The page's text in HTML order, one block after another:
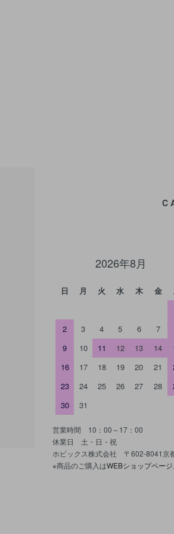
2026年8月
日 月 火 水 木 金
2
3 4 5 6 7
9
10 11 12 13 14
16
17 18 19 20 21
23
24 25 26 27 28
30
31
営業時間 10：00～17：00
休業日 土・日・祝
ホビックス株式会社 〒602-8041京
※商品のご購入はWEBショップページ